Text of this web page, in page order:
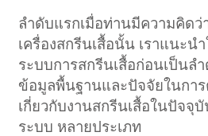
ลำดับแรกเมื่อท่านมีความคิดว่
เครื่องสกรีนเสื้อนั้น เราแนะน
ระบบการสกรีนเสื้อก่อนเป็นล
ข้อมูลพื้นฐานและปัจจัยในการ
เกี่ยวกับงานสกรีนเสื้อในปัจจุ
ระบบ หลายประเภท